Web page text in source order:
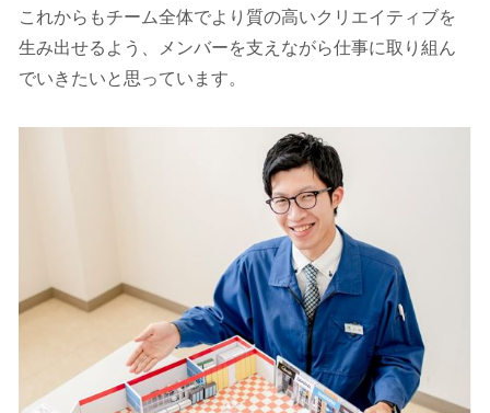
これからもチーム全体でより質の高いクリエイティブを
生み出せるよう、メンバーを支えながら仕事に取り組ん
でいきたいと思っています。